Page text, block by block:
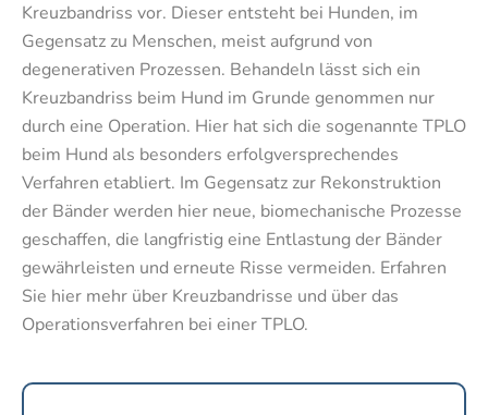
Kreuzbandriss vor. Dieser entsteht bei Hunden, im
Gegensatz zu Menschen, meist aufgrund von
degenerativen Prozessen. Behandeln lässt sich ein
Kreuzbandriss beim Hund im Grunde genommen nur
durch eine Operation. Hier hat sich die sogenannte TPLO
beim Hund als besonders erfolgversprechendes
Verfahren etabliert. Im Gegensatz zur Rekonstruktion
der Bänder werden hier neue, biomechanische Prozesse
geschaffen, die langfristig eine Entlastung der Bänder
gewährleisten und erneute Risse vermeiden. Erfahren
Sie hier mehr über Kreuzbandrisse und über das
Operationsverfahren bei einer TPLO.